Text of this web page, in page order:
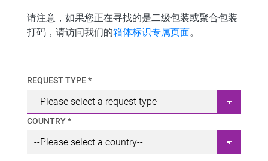
请注意，如果您正在寻找的是二级包装或聚合包装
打码，请访问我们的箱体标识专属页面。
REQUEST TYPE *
COUNTRY *